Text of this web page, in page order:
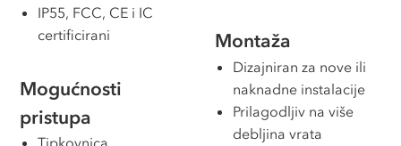
IP55, FCC, CE i IC
certificirani
Mogućnosti
pristupa
Montaža
Dizajniran za nove ili
naknadne instalacije
Prilagodljiv na više
debljina vrata